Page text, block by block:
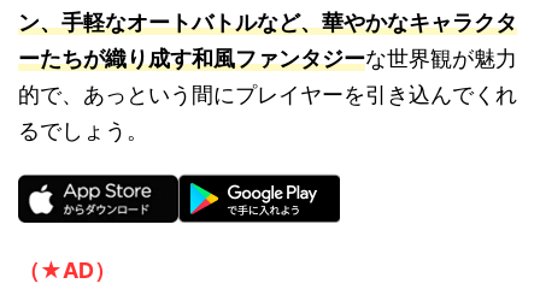
ン、手軽なオートバトルなど、華やかなキャラクタ
ーたちが織り成す和風ファンタジーな世界観が魅力
的で、あっという間にプレイヤーを引き込んでくれ
るでしょう。
（★AD）